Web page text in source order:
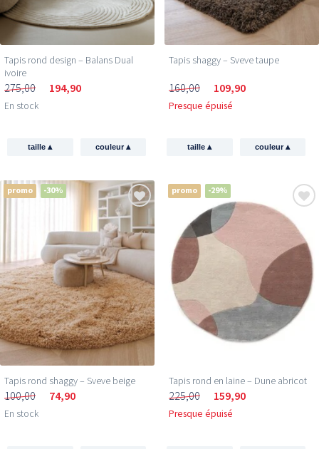
Tapis rond design – Balans Dual
ivoire
275,00 194,90
En stock
taille▴ couleur▴
Tapis shaggy – Sveve taupe
160,00 109,90
Presque épuisé
taille▴ couleur▴
promo -30%
Tapis rond shaggy – Sveve beige
100,00 74,90
En stock
promo -29%
Tapis rond en laine – Dune abricot
225,00 159,90
Presque épuisé